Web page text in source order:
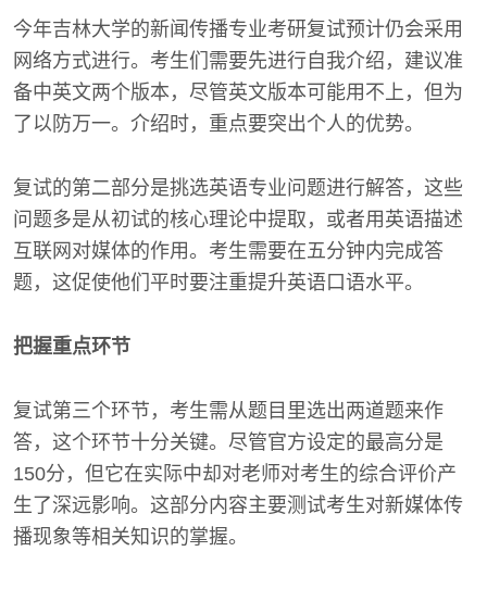
今年吉林大学的新闻传播专业考研复试预计仍会采用
网络方式进行。考生们需要先进行自我介绍，建议准
备中英文两个版本，尽管英文版本可能用不上，但为
了以防万一。介绍时，重点要突出个人的优势。
复试的第二部分是挑选英语专业问题进行解答，这些
问题多是从初试的核心理论中提取，或者用英语描述
互联网对媒体的作用。考生需要在五分钟内完成答
题，这促使他们平时要注重提升英语口语水平。
把握重点环节
复试第三个环节，考生需从题目里选出两道题来作
答，这个环节十分关键。尽管官方设定的最高分是
150分，但它在实际中却对老师对考生的综合评价产
生了深远影响。这部分内容主要测试考生对新媒体传
播现象等相关知识的掌握。